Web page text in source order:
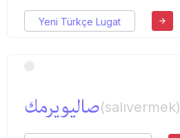
Yeni Türkçe Lugat
صالیویرمك(salıvermek)